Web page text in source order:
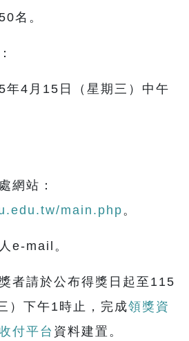
名。
年4月15日（星期三）中午
網站：
main.php 。
e-mail。
者請於公布得獎日起至115
）下午1時止，完成領獎資
付平台 資料建置。